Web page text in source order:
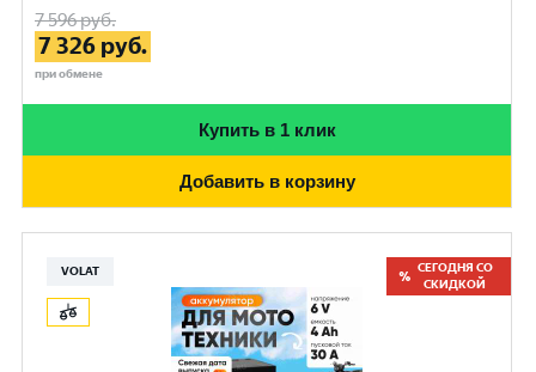
7 596руб.
7 326 руб.
при обмене
Купить в 1 клик
Добавить в корзину
VOLAT
СЕГОДНЯ СО
СКИДКОЙ